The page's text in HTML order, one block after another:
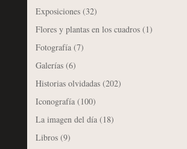
Exposiciones(32)
Flores y plantas en los cuadros(1)
Fotografía(7)
Galerías(6)
Historias olvidadas(202)
Iconografía(100)
La imagen del día(18)
Libros(9)